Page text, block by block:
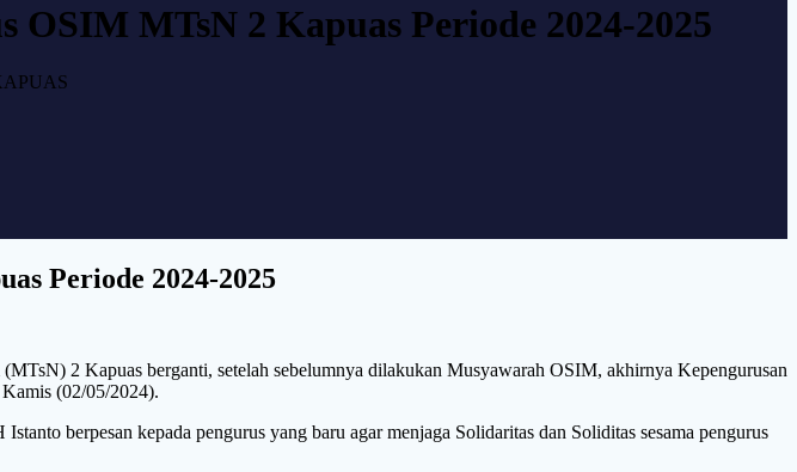
MTsN 2 Kapuas Periode 2024-2025
Periode 2024-2025
2 Kapuas berganti, setelah sebelumnya dilakukan Musyawarah OSIM, akhirnya Kepengurusan
(02/05/2024).
berpesan kepada pengurus yang baru agar menjaga Solidaritas dan Soliditas sesama pengurus